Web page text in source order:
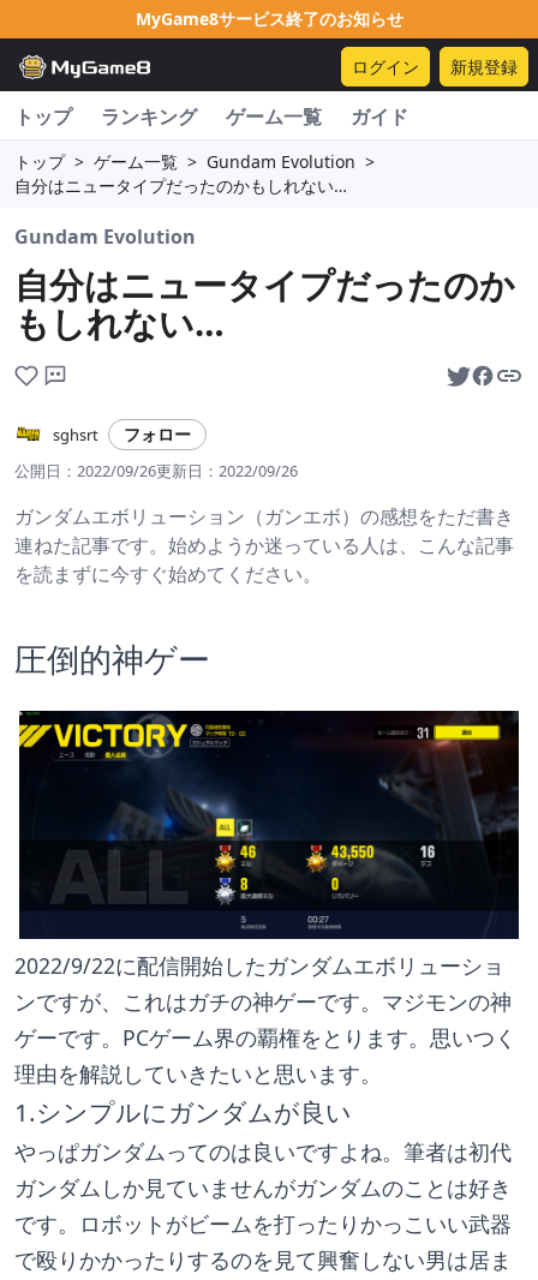
MyGame8サービス終了のお知らせ
ログイン 新規登録
トップ ランキング ゲーム一覧 ガイド
トップ > ゲーム一覧 > Gundam Evolution >
自分はニュータイプだったのかもしれない…
Gundam Evolution
自分はニュータイプだったのか
もしれない…
sghsrt フォロー
公開日： 2022/09/26更新日： 2022/09/26
ガンダムエボリューション（ガンエボ）の感想をただ書き
連ねた記事です。始めようか迷っている人は、こんな記事
を読まずに今すぐ始めてください。
圧倒的神ゲー
2022/9/22に配信開始したガンダムエボリューショ
ンですが、これはガチの神ゲーです。マジモンの神
ゲーです。PCゲーム界の覇権をとります。思いつく
理由を解説していきたいと思います。
1.シンプルにガンダムが良い
やっぱガンダムってのは良いですよね。筆者は初代
ガンダムしか見ていませんがガンダムのことは好き
です。ロボットがビームを打ったりかっこいい武器
で殴りかかったりするのを見て興奮しない男は居ま